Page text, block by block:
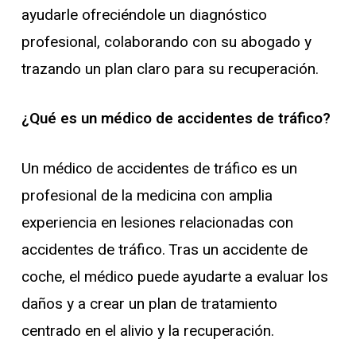
ayudarle ofreciéndole un diagnóstico
profesional, colaborando con su abogado y
trazando un plan claro para su recuperación.
¿Qué es un médico de accidentes de tráfico?
Un médico de accidentes de tráfico es un
profesional de la medicina con amplia
experiencia en lesiones relacionadas con
accidentes de tráfico. Tras un accidente de
coche, el médico puede ayudarte a evaluar los
daños y a crear un plan de tratamiento
centrado en el alivio y la recuperación.